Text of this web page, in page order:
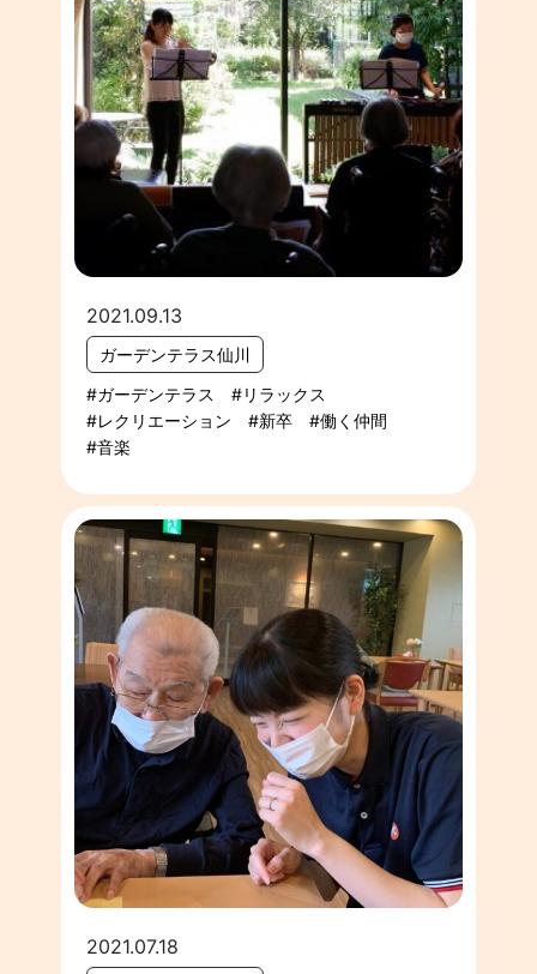
2021.09.13
ガーデンテラス仙川
ガーデンテラス
リラックス
レクリエーション
新卒
働く仲間
音楽
2021.07.18